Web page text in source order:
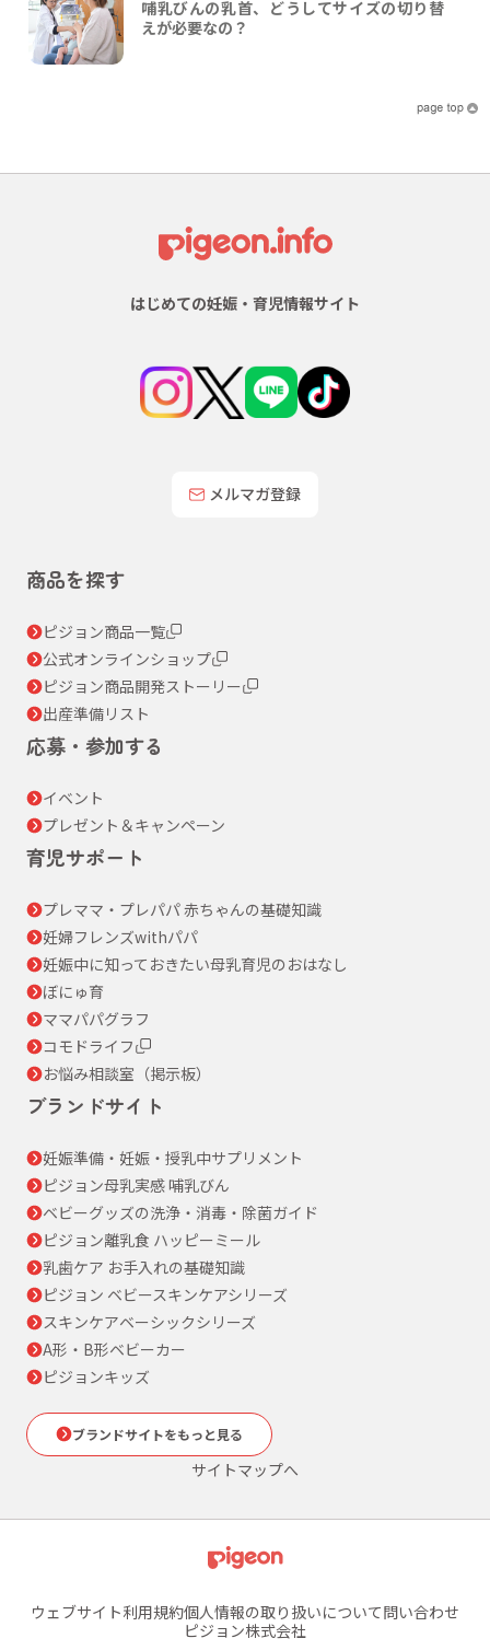
哺乳びんの乳首、どうしてサイズの切り替
えが必要なの？
はじめての妊娠・育児情報サイト
メルマガ登録
商品を探す
ピジョン商品一覧
公式オンラインショップ
ピジョン商品開発ストーリー
出産準備リスト
応募・参加する
イベント
プレゼント＆キャンペーン
育児サポート
プレママ・プレパパ 赤ちゃんの基礎知識
妊婦フレンズwithパパ
妊娠中に知っておきたい母乳育児のおはなし
ぼにゅ育
ママパパグラフ
コモドライフ
お悩み相談室（掲示板）
ブランドサイト
妊娠準備・妊娠・授乳中サプリメント
ピジョン母乳実感 哺乳びん
ベビーグッズの洗浄・消毒・除菌ガイド
ピジョン離乳食 ハッピーミール
乳歯ケア お手入れの基礎知識
ピジョン ベビースキンケアシリーズ
スキンケアベーシックシリーズ
A形・B形ベビーカー
ピジョンキッズ
ブランドサイトをもっと見る
サイトマップへ
ウェブサイト利用規約個人情報の取り扱いについて問い合わせ
ピジョン株式会社